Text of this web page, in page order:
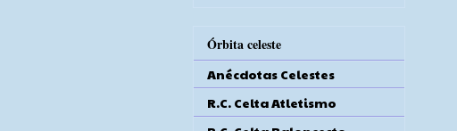
Órbita celeste
Anécdotas Celestes
R.C. Celta Atletismo